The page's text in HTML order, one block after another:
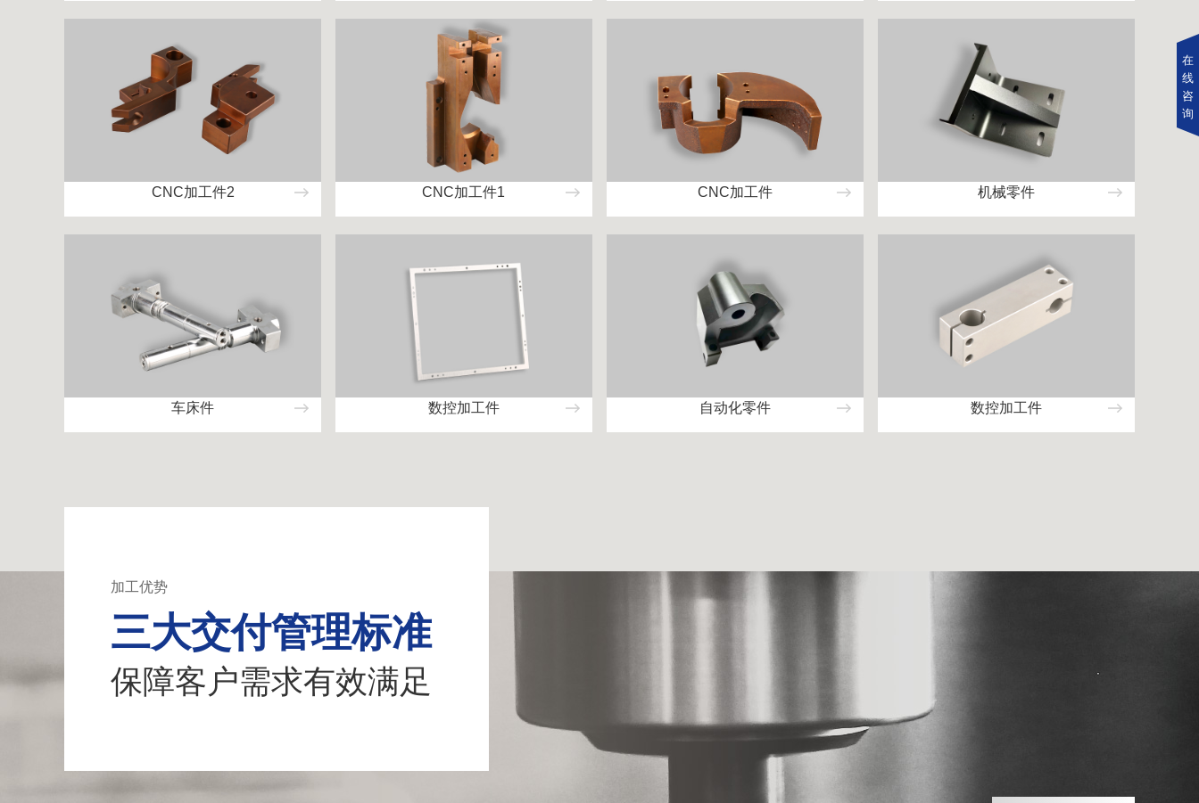
CNC加工件2 CNC加工件1 CNC加工件 机械零件
车床件 数控加工件 自动化零件 数控加工件
加工优势
三大交付管理标准
保障客户需求有效满足
在
线
咨
询